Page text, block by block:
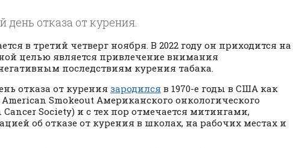
в третий четверг ноября. В 2022 году он приходится на
целью является привлечение внимания
последствиям курения табака.
отказа от курения зародился в 1970-е годы в США как
Smokeout Американского онкологического
Society) и с тех пор отмечается митингами,
об отказе от курения в школах, на рабочих местах и